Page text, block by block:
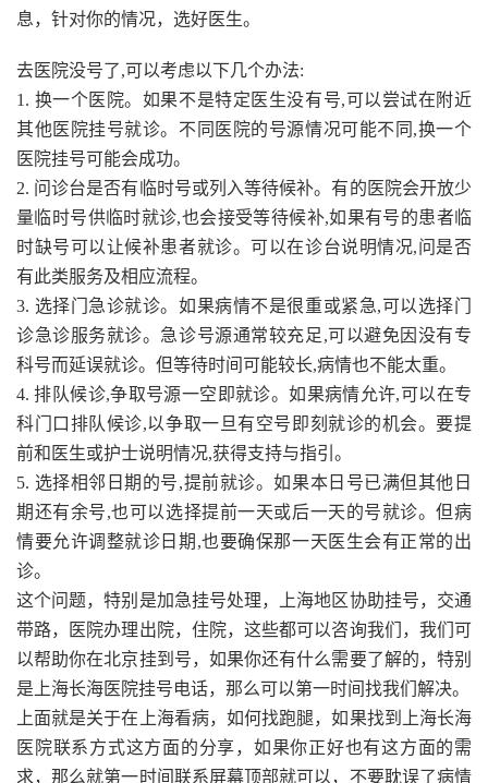
息，针对你的情况，选好医生。
去医院没号了,可以考虑以下几个办法:
1. 换一个医院。如果不是特定医生没有号,可以尝试在附近
其他医院挂号就诊。不同医院的号源情况可能不同,换一个
医院挂号可能会成功。
2. 问诊台是否有临时号或列入等待候补。有的医院会开放少
量临时号供临时就诊,也会接受等待候补,如果有号的患者临
时缺号可以让候补患者就诊。可以在诊台说明情况,问是否
有此类服务及相应流程。
3. 选择门急诊就诊。如果病情不是很重或紧急,可以选择门
诊急诊服务就诊。急诊号源通常较充足,可以避免因没有专
科号而延误就诊。但等待时间可能较长,病情也不能太重。
4. 排队候诊,争取号源一空即就诊。如果病情允许,可以在专
科门口排队候诊,以争取一旦有空号即刻就诊的机会。要提
前和医生或护士说明情况,获得支持与指引。
5. 选择相邻日期的号,提前就诊。如果本日号已满但其他日
期还有余号,也可以选择提前一天或后一天的号就诊。但病
情要允许调整就诊日期,也要确保那一天医生会有正常的出
诊。
这个问题，特别是加急挂号处理，上海地区协助挂号，交通
带路，医院办理出院，住院，这些都可以咨询我们，我们可
以帮助你在北京挂到号，如果你还有什么需要了解的，特别
是上海长海医院挂号电话，那么可以第一时间找我们解决。
上面就是关于在上海看病，如何找跑腿，如果找到上海长海
医院联系方式这方面的分享，如果你正好也有这方面的需
求，那么就第一时间联系屏幕顶部就可以，不要耽误了病情